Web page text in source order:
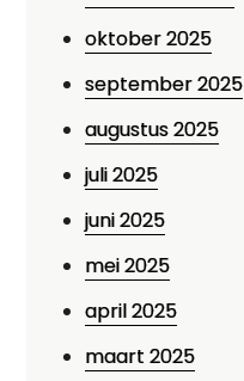
oktober 2025
september 2025
augustus 2025
juli 2025
juni 2025
mei 2025
april 2025
maart 2025